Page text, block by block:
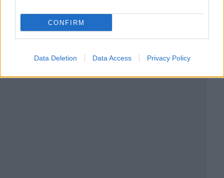
CONFIRM
Data Deletion Data Access Privacy Policy